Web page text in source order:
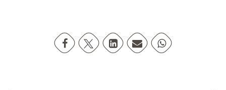
Compartir en Facebook
Compartir en Twitter
Compartir en Linkedin
Compartir poremail
Compartir en